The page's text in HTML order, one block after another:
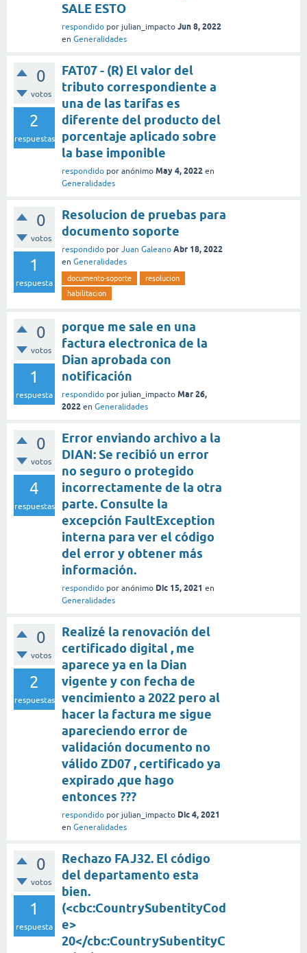
SALE ESTO
respondido por julian_impacto Jun 8, 2022
en Generalidades
0
votos
2
respuestas
FAT07 - (R) El valor del
tributo correspondiente a
una de las tarifas es
diferente del producto del
porcentaje aplicado sobre
la base imponible
respondido por anónimo May 4, 2022 en
Generalidades
0
votos
1
respuesta
Resolucion de pruebas para
documento soporte
respondido por Juan Galeano Abr 18, 2022
en Generalidades
documento-soporte
resolucion
habilitacion
0
votos
1
respuesta
porque me sale en una
factura electronica de la
Dian aprobada con
notificación
respondido por julian_impacto Mar 26,
2022 en Generalidades
0
votos
4
respuestas
Error enviando archivo a la
DIAN: Se recibió un error
no seguro o protegido
incorrectamente de la otra
parte. Consulte la
excepción FaultException
interna para ver el código
del error y obtener más
información.
respondido por anónimo Dic 15, 2021 en
Generalidades
0
votos
2
respuestas
Realizé la renovación del
certificado digital , me
aparece ya en la Dian
vigente y con fecha de
vencimiento a 2022 pero al
hacer la factura me sigue
apareciendo error de
validación documento no
válido ZD07 , certificado ya
expirado ,que hago
entonces ???
respondido por julian_impacto Dic 4, 2021
en Generalidades
0
votos
1
respuesta
Rechazo FAJ32. El código
del departamento esta
bien.
(<cbc:CountrySubentityCod
e>
20</cbc:CountrySubentityC